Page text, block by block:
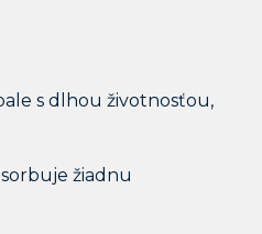
s dlhou životnosťou,
žiadnu